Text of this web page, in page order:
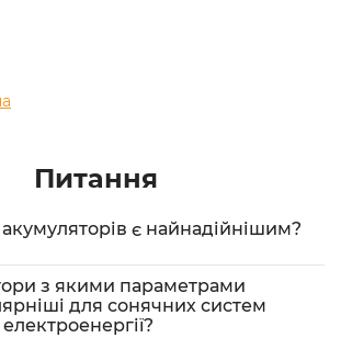
Питання
є найнадійнішим?
з якими параметрами
для сонячних систем
електроенергії?